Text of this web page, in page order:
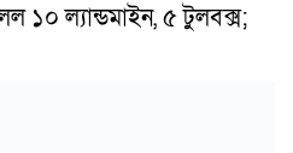
১০ ল্যান্ডমাইন, ৫ টুলবক্স;